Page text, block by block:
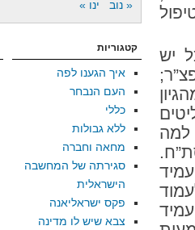
יש
למה
« נוב ינו »
קטגוריות
איך הגענו לפה
העם הנבחר
כללי
ללא גבולות
מחאה וחברה
סגירתה של המחשבה
הישראלית
פקס ישראליאנה
צבא שיש לו מדינה